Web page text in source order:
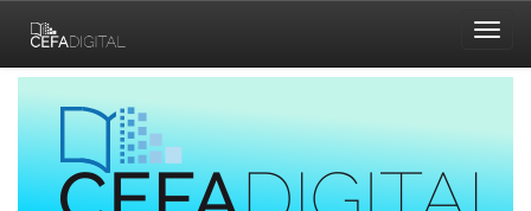
navigation